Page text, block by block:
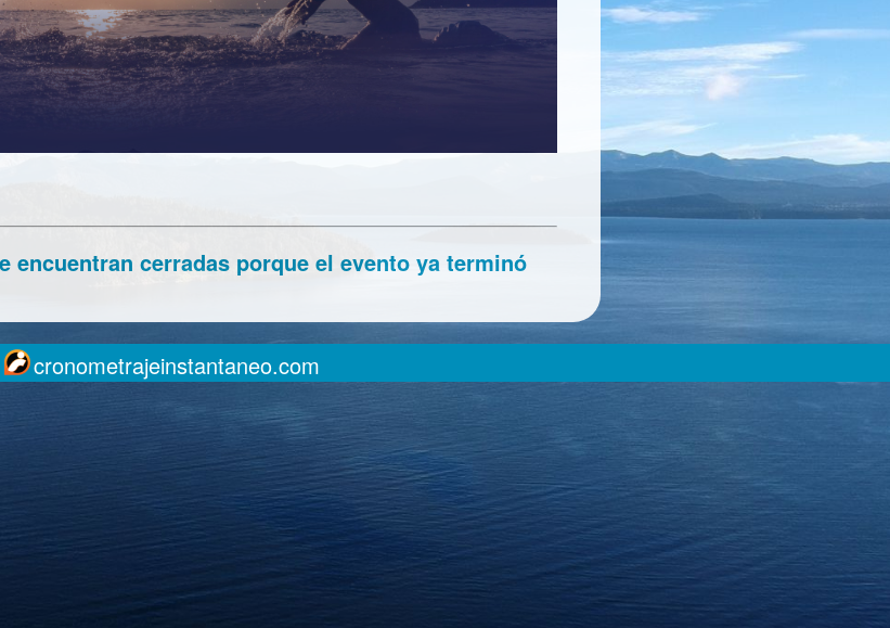
encuentran cerradas porque el evento ya terminó
cronometrajeinstantaneo.com